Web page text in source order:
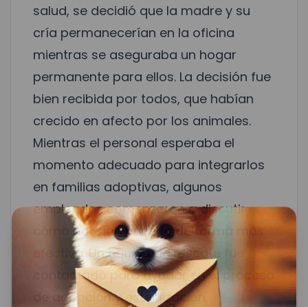
salud, se decidió que la madre y su
cría permanecerían en la oficina
mientras se aseguraba un hogar
permanente para ellos. La decisión fue
bien recibida por todos, que habían
crecido en afecto por los animales.
Mientras el personal esperaba el
momento adecuado para integrarlos
en familias adoptivas, algunos
empleados comenzaron a discutir
cómo podrían hacerlo de forma más
efectiva. Un equipo de rescate fue
contactado para ayudar en el proceso
de adopción y esterilización,